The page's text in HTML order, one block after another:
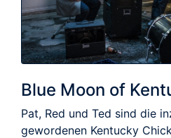
Blue Moon of
Pat, Red und Ted sind die
gewordenen Kentucky